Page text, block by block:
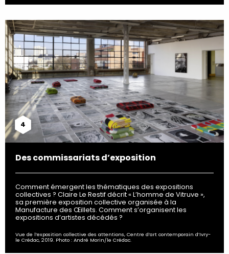
4
Des commissariats d’exposition
Comment émergent les thématiques des expositions
collectives ? Claire Le Restif décrit « L’homme de Vitruve »,
sa première exposition collective organisée à la
Manufacture des Œillets. Comment s’organisent les
expositions d’artistes décédés ?
Vue de l’exposition collective des attentions, Centre d’art contemporain d’Ivry-
le Crédac, 2019. Photo : André Morin/le Crédac.